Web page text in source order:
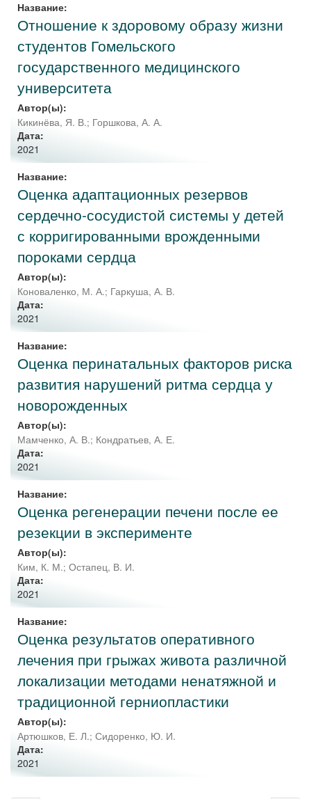
Название:
Отношение к здоровому образу жизни
студентов Гомельского
государственного медицинского
университета
Автор(ы):
Кикинёва, Я. В.; Горшкова, А. А.
Дата:
2021
Название:
Оценка адаптационных резервов
сердечно-сосудистой системы у детей
с корригированными врожденными
пороками сердца
Автор(ы):
Коноваленко, М. А.; Гаркуша, А. В.
Дата:
2021
Название:
Оценка перинатальных факторов риска
развития нарушений ритма сердца у
новорожденных
Автор(ы):
Мамченко, А. В.; Кондратьев, А. Е.
Дата:
2021
Название:
Оценка регенерации печени после ее
резекции в эксперименте
Автор(ы):
Ким, К. М.; Остапец, В. И.
Дата:
2021
Название:
Оценка результатов оперативного
лечения при грыжах живота различной
локализации методами ненатяжной и
традиционной герниопластики
Автор(ы):
Артюшков, Е. Л.; Сидоренко, Ю. И.
Дата:
2021